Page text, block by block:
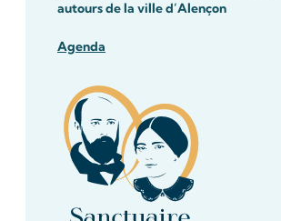
autours de la ville d’Alençon
Agenda